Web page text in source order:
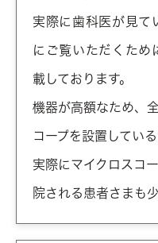
実際に歯科医が見て
にご覧いただくため
載しております。
機器が高額なため、
コープを設置してい
実際にマイクロスコ
院される患者さまも